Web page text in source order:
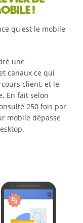
!
qu'est le mobile
une
canaux ce qui
client, et le
En fait selon
250 fois par
mobile dépasse